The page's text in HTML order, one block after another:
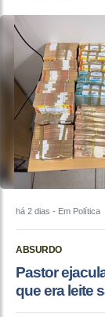
há 2 dias - Em Política
ABSURDO
Pastor
que era leite